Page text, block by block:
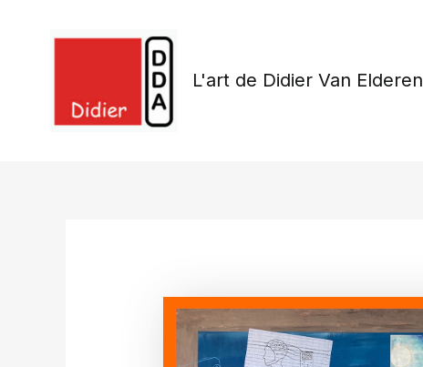
L'art de Didier Van Elderen